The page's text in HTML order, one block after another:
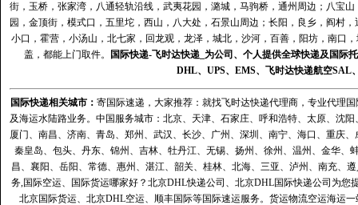
街，玉桥，张家湾，八通轻轨沿线，武夷花园，潞城，马驹桥，通州周边；八宝
园，金顶街，模式口，五里坨，西山，八大处，石景山周边；长阳，良乡，阎村
小口，霍营，小汤山，北七家，回龙观，龙泽，城北，沙河，百善，阳坊，南口
盖，都能上门取件。
国际快递-飞时达快递_为公司、个人提供全球快递及国际
DHL、 UPS、 EMS、 飞时达快递航空SAL
国际快递相关城市： 寄国际速递，大家推荐：就找飞时达快递代理商，专业代理
及海运水陆路业务。中国服务城市：北京、天津、石家庄、呼和浩特、太原、沈
厦门、南昌、济南、青岛、郑州、武汉、长沙、广州、深圳、南宁、海口、重庆
秦皇岛、包头、丹东、锦州、吉林、牡丹江、无锡、扬州、徐州、温州、金华
昌、襄阳、岳阳、常德、惠州、湛江、韶关、桂林、北海、三亚、泸州、南充、
务,国际空运、国际货运哪家好？北京DHL快递公司、北京DHL国际快递公司为
北京国际货运、北京DHL空运、顺丰国际等国际速运服务。货运物流空运海运